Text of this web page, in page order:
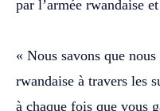
par l’armée rwandaise
‎« Nous savons que
rwandaise à travers les
à chaque fois que vous